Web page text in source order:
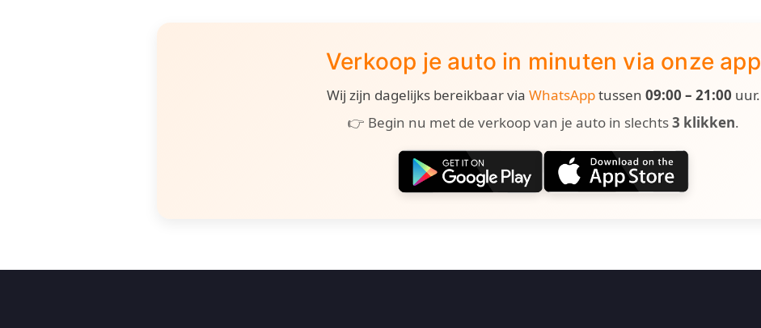
Verkoop je auto in minuten via onze app
Wij zijn dagelijks bereikbaar via WhatsApptussen 09:00 – 21:00 uur.
👉 Begin nu met de verkoop van je auto in slechts3 klikken.